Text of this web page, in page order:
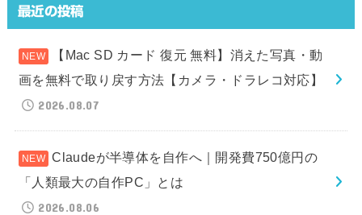
最近の投稿
【Mac SD カード 復元 無料】消えた写真・動
画を無料で取り戻す方法【カメラ・ドラレコ対応】
2026.08.07
Claudeが半導体を自作へ｜開発費750億円の
「人類最大の自作PC」とは
2026.08.06